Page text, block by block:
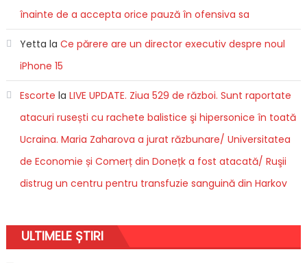
înainte de a accepta orice pauză în ofensiva sa
Yetta la Ce părere are un director executiv despre noul
iPhone 15
Escorte la LIVE UPDATE. Ziua 529 de război. Sunt raportate
atacuri rusești cu rachete balistice şi hipersonice în toată
Ucraina. Maria Zaharova a jurat răzbunare/ Universitatea
de Economie și Comerț din Donețk a fost atacată/ Ruşii
distrug un centru pentru transfuzie sanguină din Harkov
ULTIMELE ȘTIRI